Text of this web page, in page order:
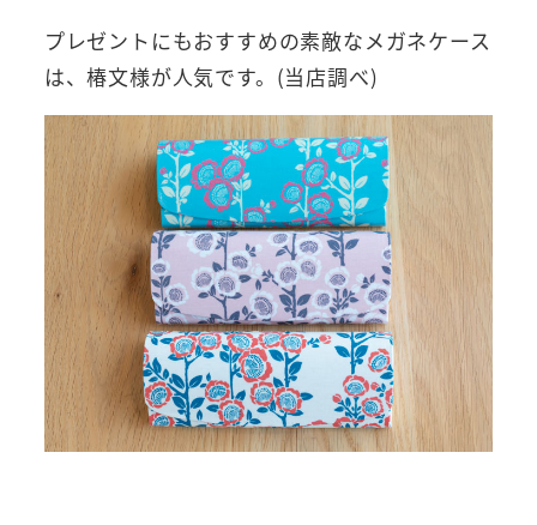
プレゼントにもおすすめの素敵なメガネケース
は、椿文様が人気です。(当店調べ)